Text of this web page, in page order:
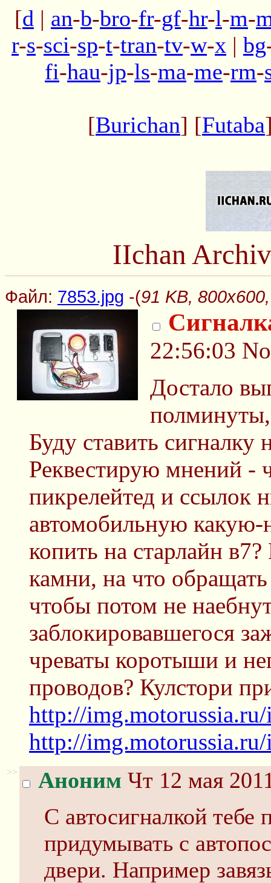
[d | an-b-bro-fr-gf-hr-l-m-
r-s-sci-sp-t-tran-tv-w-x | bg
fi-hau-jp-ls-ma-me-rm-
[Burichan] [Futaba
IIchan
Файл: 7853.jpg -(91 KB,
22:56:03
Достало
Буду ставить сигналку
Реквестирую мнений -
пикрелейтед и ссылок
автомобильную
копить на старлайн
камни, на что
чтобы потом не
заблокировавшегося
чреваты коротыши и
проводов? Кулстори
http://
http://
>> Аноним Чт 12 мая
С автосигналкой тебе
придумывать с
двери. Например